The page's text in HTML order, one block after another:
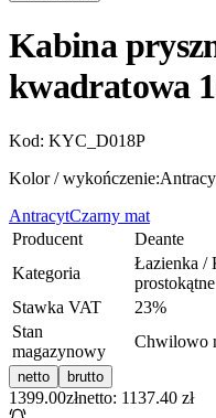
Kabina
kwadratowa
Kod: KYC_D018P
Kolor / wykończenie:
AntracytCzarny mat
Producent
Deante
Kategoria
Łazienka /
prostokątne
Stawka VAT
23%
Stan
magazynowy
Chwilowo
netto brutto
1399.00złnetto: 1137.40 zł